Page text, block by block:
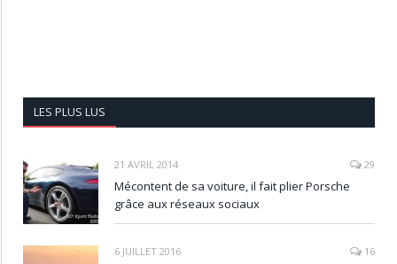
LES PLUS LUS
21 AVRIL 2014 29
Mécontent de sa voiture, il fait plier Porsche
grâce aux réseaux sociaux
6 JUILLET 2016 16